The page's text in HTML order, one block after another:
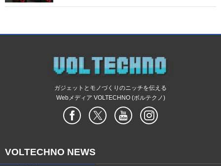
ガジェットとモノづくりのニッチを伝える
Webメディア VOLTECHNO (ボルテクノ)
VOLTECHNO NEWS